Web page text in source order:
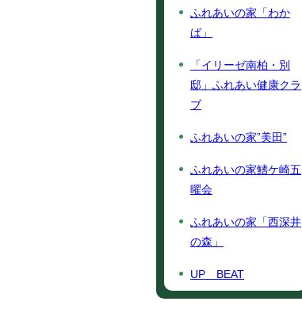
ふれあいの家「わか
ば」
「イリーゼ南柏・別
邸」ふれあい健康クラ
ブ
ふれあいの家”美田”
ふれあいの家鰭ケ崎五
曜会
ふれあいの家「西深井
の森」
UP BEAT